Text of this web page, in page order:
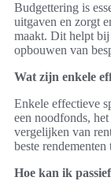
Budgettering is
uitgaven en zorgt
maakt. Dit helpt
opbouwen van
Wat zijn enkele
Enkele effectieve
een noodfonds,
vergelijken van
beste rendementen
Hoe kan ik